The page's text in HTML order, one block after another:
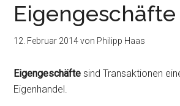
Eigengeschäfte
12. Februar 2014von Philipp Haas
Eigengeschäfte sind Transaktionen
Eigenhandel.